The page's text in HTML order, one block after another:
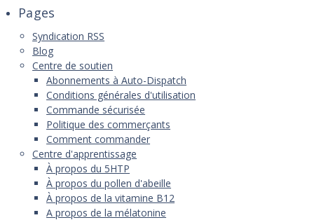
Pages
Syndication RSS
Blog
Centre de soutien
Abonnements à Auto-Dispatch
Conditions générales d'utilisation
Commande sécurisée
Politique des commerçants
Comment commander
Centre d'apprentissage
À propos du 5HTP
À propos du pollen d'abeille
À propos de la vitamine B12
A propos de la mélatonine